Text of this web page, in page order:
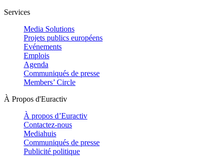
Services
Media Solutions
Projets publics européens
Evénements
Emplois
Agenda
Communiqués de presse
Members’ Circle
À Propos d'Euractiv
À propos d’Euractiv
Contactez-nous
Mediahuis
Communiqués de presse
Publicité politique